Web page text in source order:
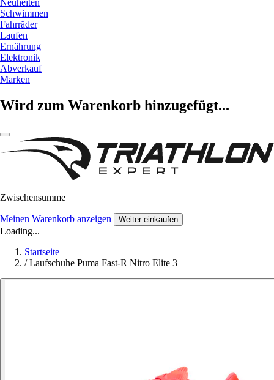
Neuheiten
Schwimmen
Fahrräder
Laufen
Ernährung
Elektronik
Abverkauf
Marken
Wird zum Warenkorb hinzugefügt...
Zwischensumme
Meinen Warenkorb anzeigen Weiter einkaufen
Loading...
Startseite
/ Laufschuhe Puma Fast-R Nitro Elite 3